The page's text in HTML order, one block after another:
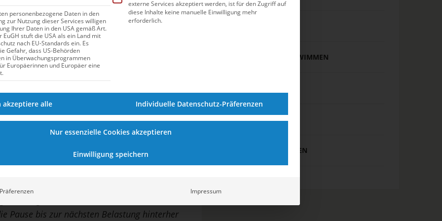
Thimo Wiewelhove
Regenerationsmanagement
für alle. Ermüdung und
Auswahl der Maßnahmen sind stets die
Zeitschiene sowie individuelle
Zur Sportspezifik ein Beispiel: Nach
regeneriert der Körper natürlich ganz
gestemmt wurden. Bei Letzterem
Pause bis zur nächsten Belastung hinterher
SYNCHRONSCHWIMMEN
WASSERBALL
WASSERSPRINGEN
personenbezogene Daten in den
zur Nutzung dieser Services willigen
Ihrer Daten in den USA gemäß Art.
EuGH stuft die USA als ein Land mit
nach EU-Standards ein. Es
Gefahr, dass US-Behörden
in Überwachungsprogrammen
Europäerinnen und Europäer eine
externe Services akzeptiert werden, ist für den Zugriff auf
diese Inhalte keine manuelle Einwilligung mehr
erforderlich.
akzeptiere alle Individuelle Datenschutz-Präferenzen
Nur essenzielle Cookies akzeptieren
Einwilligung speichern
Präferenzen Impressum